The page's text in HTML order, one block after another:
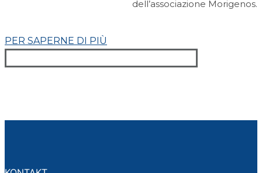
dell’associazione Morigenos.
PER SAPERNE DI PIÙ